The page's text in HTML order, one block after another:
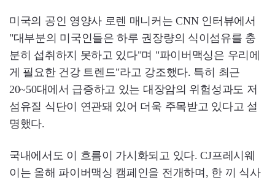
미국의 공인 영양사 로렌 매니커는 CNN 인터뷰에서
"대부분의 미국인들은 하루 권장량의 식이섬유를 충
분히 섭취하지 못하고 있다"며 "파이버맥싱은 우리에
게 필요한 건강 트렌드"라고 강조했다. 특히 최근
20~50대에서 급증하고 있는 대장암의 위험성과도 저
섬유질 식단이 연관돼 있어 더욱 주목받고 있다고 설
명했다.
국내에서도 이 흐름이 가시화되고 있다. CJ프레시웨
이는 올해 파이버맥싱 캠페인을 전개하며, 한 끼 식사